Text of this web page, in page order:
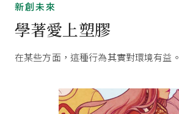
新創未來
學著愛上塑膠
在某些方面，這種行為其實對環境有益。